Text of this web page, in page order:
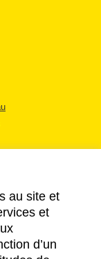
au site et
et
d’un